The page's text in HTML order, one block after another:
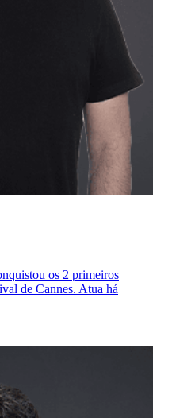
os 2 primeiros
de Cannes. Atua há